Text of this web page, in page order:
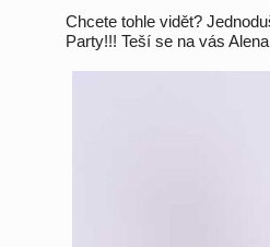
Chcete tohle vidět?
Party!!! Teší se na vás